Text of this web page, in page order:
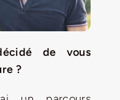
de vous
?